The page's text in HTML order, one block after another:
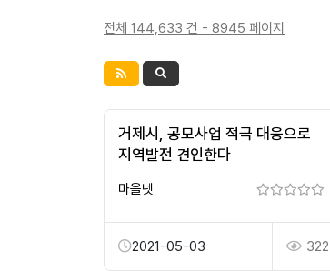
전체 144,633 건 - 8945 페이지
거제시, 공모사업 적극 대응으로
지역발전 견인한다
마을넷
2021-05-03 322